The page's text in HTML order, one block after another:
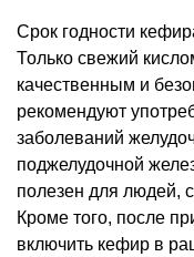
Срок годности
Только свежий
качественным и
рекомендуют
заболеваний
поджелудочной
полезен для людей,
Кроме того, после
включить кефир в